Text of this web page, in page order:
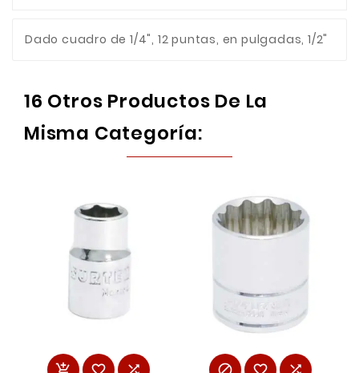
Dado cuadro de 1/4", 12 puntas, en pulgadas, 1/2"
16 Otros Productos De La
Misma Categoría: